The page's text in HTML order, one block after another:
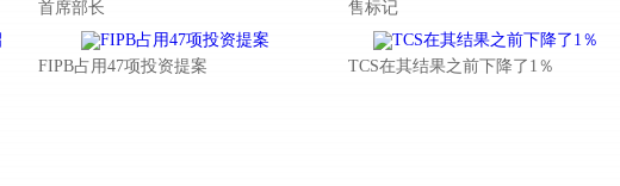
首席部长
售标记
FIPB占用47项投资提案 TCS在其结果之前下降了1％